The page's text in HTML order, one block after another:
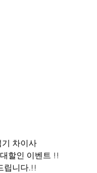
차이사
할인 이벤트 !!
립니다.!!